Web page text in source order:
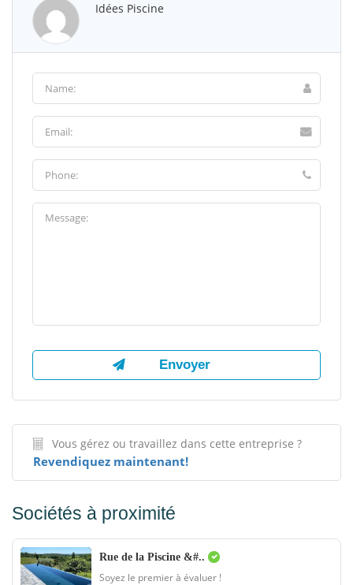
Idées Piscine
Vous gérez ou travaillez dans cette entreprise ?
Revendiquez maintenant!
Sociétés à proximité
Rue de la Piscine &#..
Soyez le premier à évaluer !